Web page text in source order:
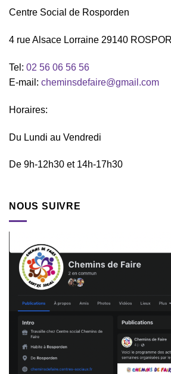
Centre Social de Rosporden
4 rue Alsace Lorraine 29140
Tel: 02 56 06 56 56
E-mail: cheminsdefaire@gmail.com
Horaires:
Du Lundi au Vendredi
De 9h-12h30 et 14h-17h30
NOUS SUIVRE